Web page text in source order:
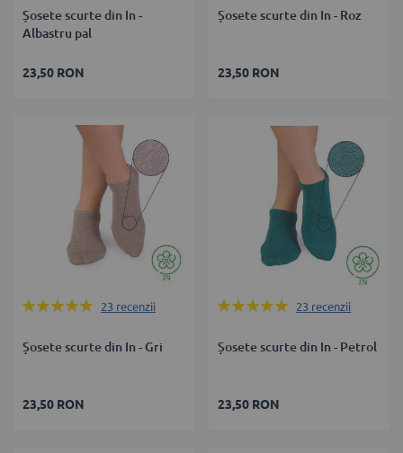
Șosete scurte din In -
Albastru pal
23,50 RON
Șosete scurte din In - Roz
23,50 RON
Rating:
23 recenzii
Șosete scurte din In - Gri
23,50 RON
Rating:
23 recenzii
Șosete scurte din In - Petrol
23,50 RON